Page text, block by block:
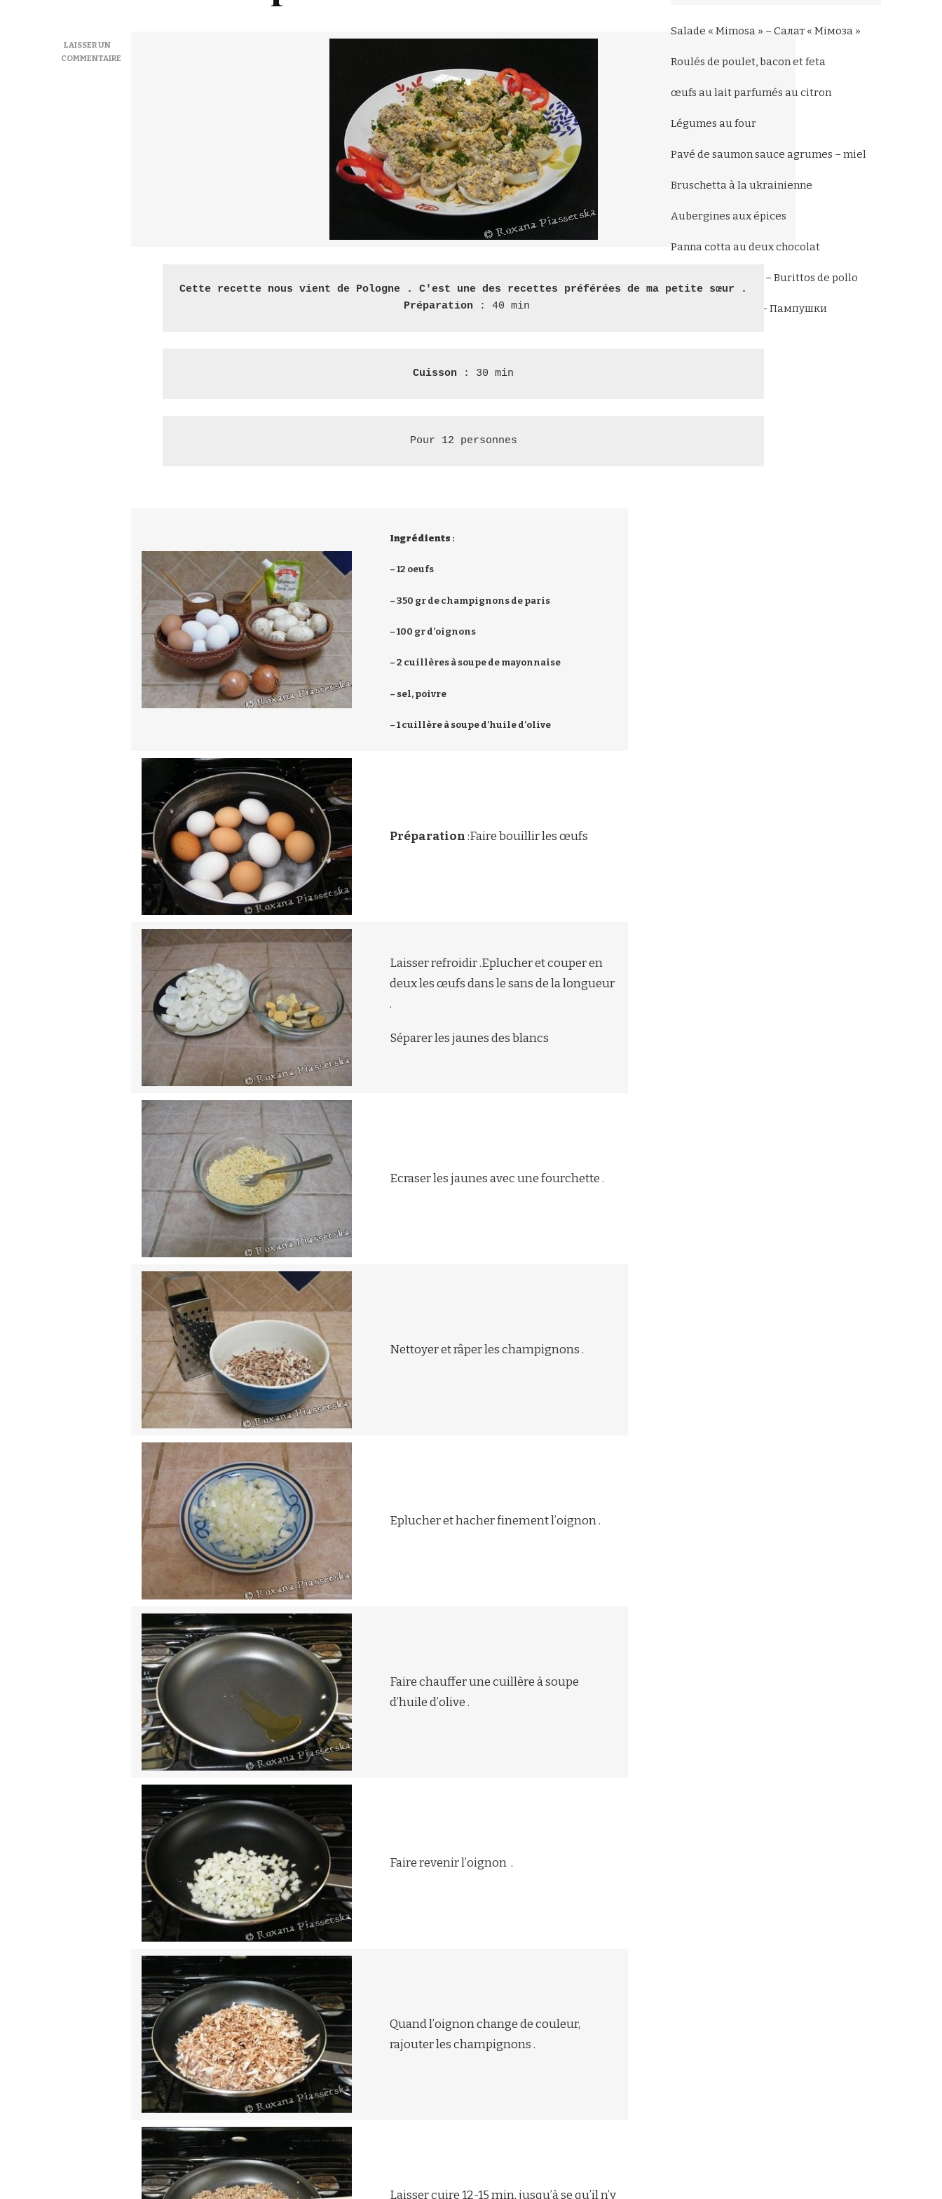
LAISSER UN
COMMENTAIRE
Cette recette nous vient de Pologne . C'est une des recettes préférées de ma petite sœur .
Préparation
: 40 min
Cuisson : 30 min
Pour 12 personnes
Ingrédients :
– 12 oeufs
– 350 gr de champignons de paris
– 100 gr d’oignons
– 2 cuillères à soupe de mayonnaise
– sel, poivre
– 1 cuillère à soupe d’huile d’olive
Préparation:Faire bouillir les œufs
Laisser refroidir .Eplucher et couper en
deux les œufs dans le sans de la longueur
.
Séparer les jaunes des blancs
Ecraser les jaunes avec une fourchette .
Nettoyer et râper les champignons .
Eplucher et hacher finement l’oignon .
Faire chauffer une cuillère à soupe
d’huile d’olive .
Faire revenir l’oignon .
Quand l’oignon change de couleur,
rajouter les champignons .
Laisser cuire 12-15 min, jusqu’à se qu’il n’y
Salade « Mimosa » – Салат « Мімоза »
Roulés de poulet, bacon et feta
œufs au lait parfumés au citron
Légumes au four
Pavé de saumon sauce agrumes – miel
Bruschetta à la ukrainienne
Aubergines aux épices
Panna cotta au deux chocolat
Burittos au poulet – Burittos de pollo
Petits pains à l’ail – Пампушки